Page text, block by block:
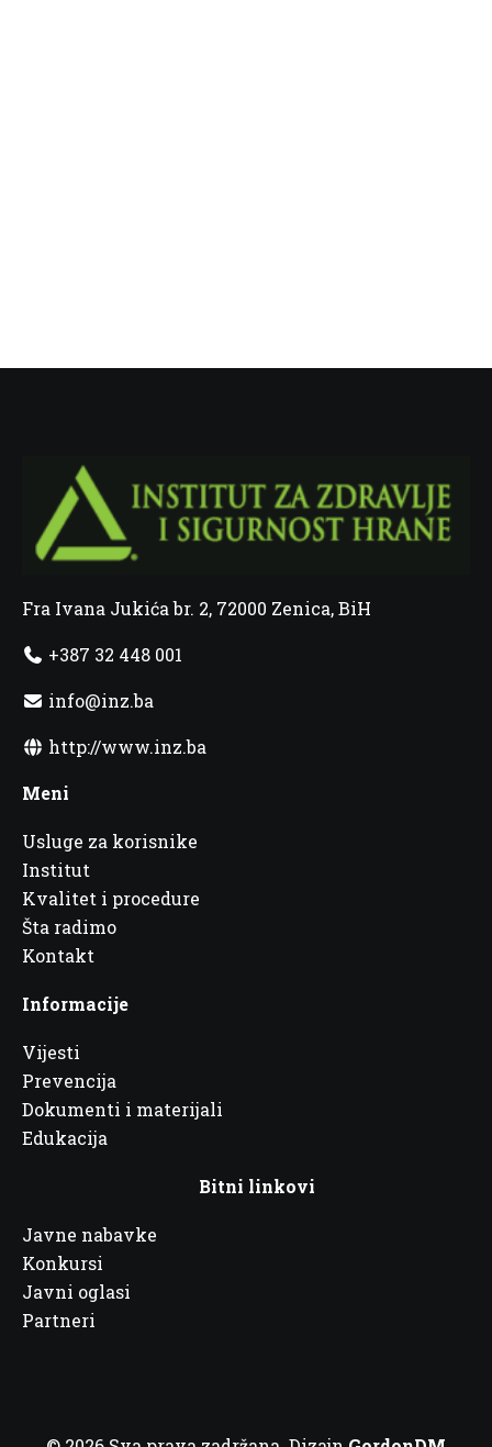
Fra Ivana Jukića br. 2, 72000 Zenica, BiH
+387 32 448 001
info@inz.ba
http://www.inz.ba
Meni
Usluge za korisnike
Institut
Kvalitet i procedure
Šta radimo
Kontakt
Informacije
Vijesti
Prevencija
Dokumenti i materijali
Edukacija
Bitni linkovi
Javne nabavke
Konkursi
Javni oglasi
Partneri